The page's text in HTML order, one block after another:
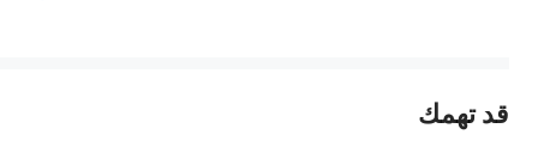
عند الضرورة، يرجى استشارة مستشار استثمار محترف. لا تقدم منصة سهم أي مشورة استثمارية، ولا تقدم أي التزامات أو ضمانات.
قد تهمك